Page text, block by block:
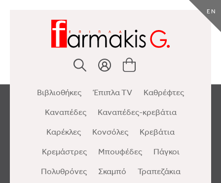
EN
Βιβλιοθήκες Έπιπλα TV
Καθρέφτες
Καναπέδες
Καναπέδες-κρεβάτια
Καρέκλες
Κονσόλες
Κρεβάτια
Κρεμάστρες
Μπουφέδες
Πάγκοι
Πολυθρόνες
Σκαμπό
Τραπεζάκια